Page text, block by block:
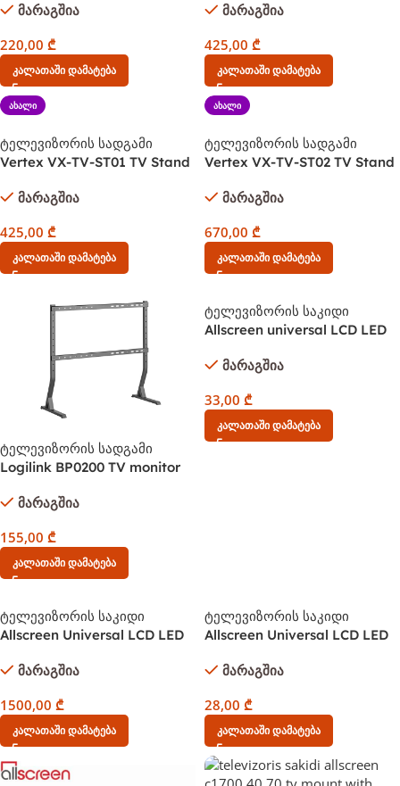
– 65"მარაგშია
220,00 ₾
Კალათაში Დამატება
მარაგშია
425,00 ₾
Კალათაში Დამატება
ᲐᲮᲐᲚᲘ
ტელევიზორის სადგამი
Vertex VX-TV-ST01 TV Stand
მარაგშია
425,00 ₾
Კალათაში Დამატება
ᲐᲮᲐᲚᲘ
ტელევიზორის სადგამი
Vertex VX-TV-ST02 TV Stand
მარაგშია
670,00 ₾
Კალათაში Დამატება
ტელევიზორის სადგამი
Logilink BP0200 TV monitor
height 60kg max. Black
მარაგშია
155,00 ₾
Კალათაში Დამატება
ტელევიზორის საკიდი
Allscreen universal LCD LED
ინჩიმარაგშია
33,00 ₾
Კალათაში Დამატება
ტელევიზორის საკიდი
Allscreen Universal LCD LED
50”-110” ინჩი – საგორიალო
მარაგშია
1500,00 ₾
Კალათაში Დამატება
ტელევიზორის საკიდი
Allscreen Universal LCD LED
SIZE:14″-42″ ინჩი
მარაგშია
28,00 ₾
Კალათაში Დამატება